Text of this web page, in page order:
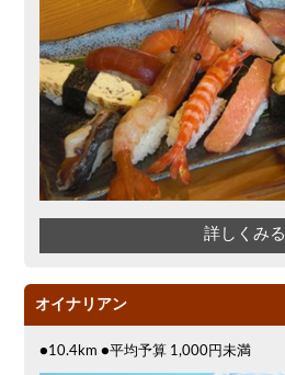
詳しくみる
オイナリアン
●10.4km ●平均予算 1,000円未満